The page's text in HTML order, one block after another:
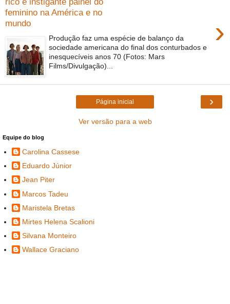
feminino na América e no
mundo
›
Produção faz uma espécie de balanço da
sociedade americana do final dos conturbados e
inesquecíveis anos 70 (Fotos: Mars
Films/Divulgação)...
›
Página inicial
Ver versão para a web
Equipe do blog
Carolina Cassese
Eduardo Júnior
Jean Piter
Marcos Tadeu
Maristela Bretas
Mirtes Helena Scalioni
Silvana Monteiro
Wallace Graciano